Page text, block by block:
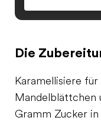
Die
Karamellisiere
Mandelblättchen
Gramm Zucker